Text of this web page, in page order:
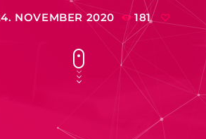
NOVEMBER 2020 181